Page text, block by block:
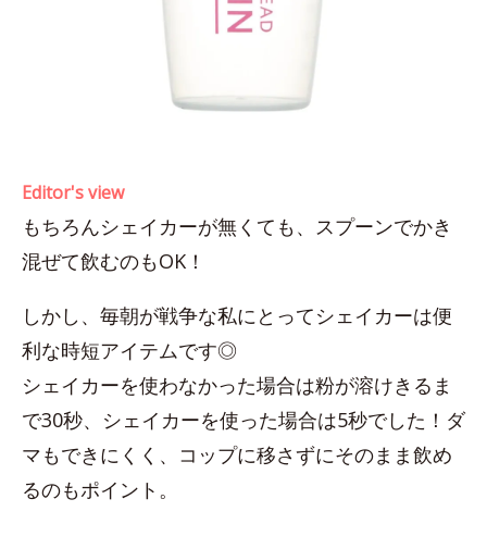
Editor's view
もちろんシェイカーが無くても、スプーンでかき
混ぜて飲むのもOK！
しかし、毎朝が戦争な私にとってシェイカーは便
利な時短アイテムです◎
シェイカーを使わなかった場合は粉が溶けきるま
で30秒、シェイカーを使った場合は5秒でした！ダ
マもできにくく、コップに移さずにそのまま飲め
るのもポイント。